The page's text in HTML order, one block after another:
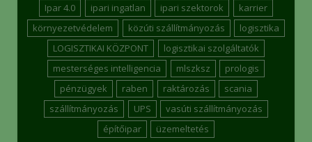
Ipar 4.0
ipari ingatlan ipari szektorok
karrier
környezetvédelem
közúti szállítmányozás
logisztika
LOGISZTIKAI KÖZPONT
logisztikai szolgáltatók
mesterséges intelligencia
mlszksz
prologis
pénzügyek
raben raktározás
scania
szállítmányozás
UPS
vasúti szállítmányozás
építőipar
üzemeltetés